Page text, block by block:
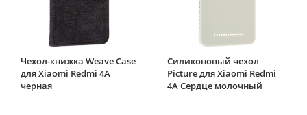
Чехол-книжка Weave Case
для Xiaomi Redmi 4A
черная
Силиконовый чехол
Picture для Xiaomi Redmi
4A Сердце молочный